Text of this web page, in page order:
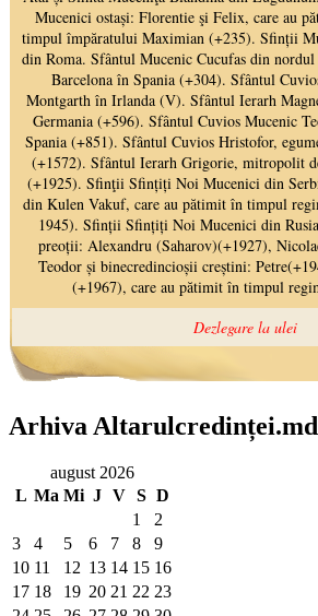
Arhiva Altarulcredinței.md
august 2026
L Ma Mi J V S D
1
2
3
4 5 6 7 8
9
10 11 12 13 14 15 16
17 18 19 20 21 22 23